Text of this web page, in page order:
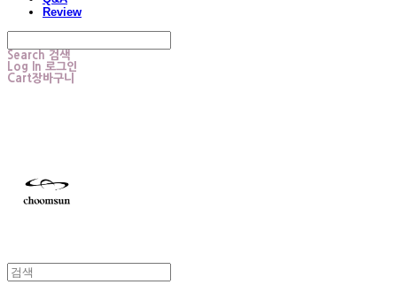
Review
Search 검색
Log In 로그인
Cart장바구니